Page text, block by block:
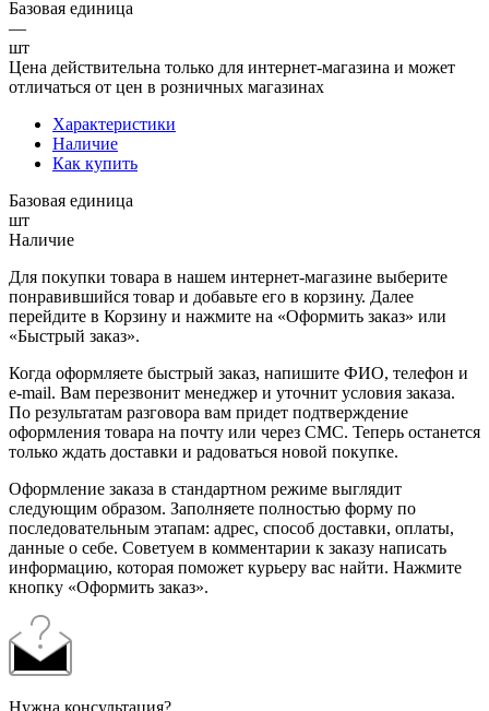
Базовая единица
—
шт
Цена действительна только для интернет-магазина и может
отличаться от цен в розничных магазинах
Характеристики
Наличие
Как купить
Базовая единица
шт
Наличие
Для покупки товара в нашем интернет-магазине выберите
понравившийся товар и добавьте его в корзину. Далее
перейдите в Корзину и нажмите на «Оформить заказ» или
«Быстрый заказ».
Когда оформляете быстрый заказ, напишите ФИО, телефон и
e-mail. Вам перезвонит менеджер и уточнит условия заказа.
По результатам разговора вам придет подтверждение
оформления товара на почту или через СМС. Теперь останется
только ждать доставки и радоваться новой покупке.
Оформление заказа в стандартном режиме выглядит
следующим образом. Заполняете полностью форму по
последовательным этапам: адрес, способ доставки, оплаты,
данные о себе. Советуем в комментарии к заказу написать
информацию, которая поможет курьеру вас найти. Нажмите
кнопку «Оформить заказ».
Нужна консультация?